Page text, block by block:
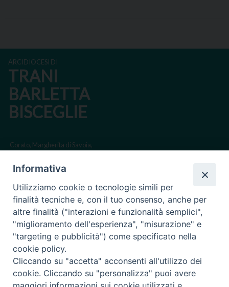
ARCIDIOCESI DI
TRANI
BARLETTA
BISCEGLIE
Corato, Margherita di Savoia,
Regione ecclesiastica Puglia
Via Beltrani, 9
76125 Trani BT
Centralino Tel. 0883 494211
Cancelleria Tel. 0883 494204
Informativa
Utilizziamo cookie o tecnologie simili per
finalità tecniche e, con il tuo consenso, anche per
altre finalità ("interazioni e funzionalità semplici",
"miglioramento dell'esperienza", "misurazione" e
"targeting e pubblicità") come specificato nella
cookie policy.
Cliccando su "accetta" acconsenti all'utilizzo dei
cookie. Cliccando su "personalizza" puoi avere